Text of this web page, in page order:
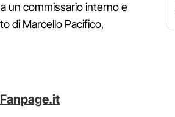
un commissario interno e
di Marcello Pacifico,